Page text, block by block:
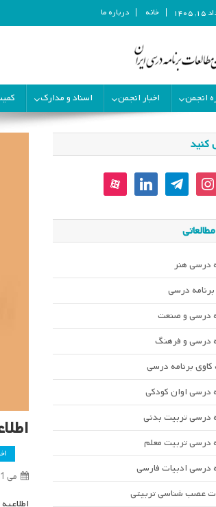
خانه درباره ما
برنامه درسی
انجمن
اخبار انجمن اسناد و مدارک
می 31, 2025
کنید
instagram
telegram
linkedin
aparat
درسی هنر
برنامه درسی
درسی و صنعت
درسی و فرهنگ
برنامه درسی
درسی اوان کودکی
درسی تربیت بدنی
درسی تربیت معلم
درسی ادبیات فارسی
عصب شناسی تربیتی